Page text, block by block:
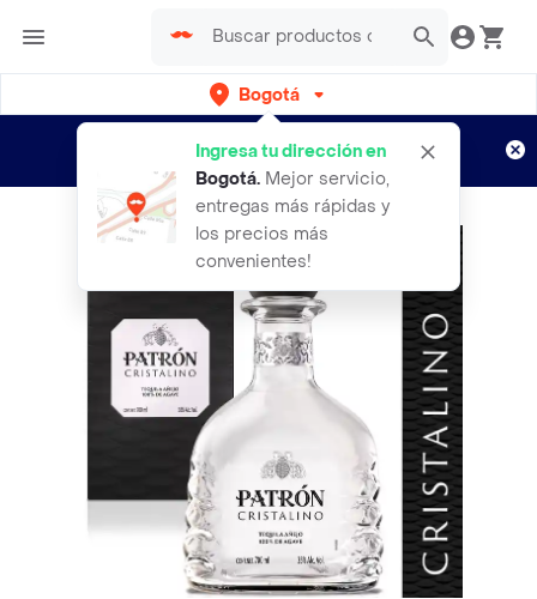
Bogotá
Ingresa tu dirección en
Bogotá. Mejor servicio,
entregas más rápidas y
los precios más
convenientes!
envíos gratis por semanas
Aplican TyC